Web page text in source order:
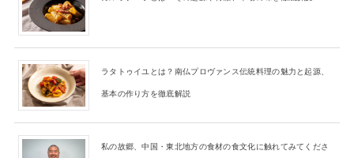
ラタトゥイユとは？南仏プロヴァンス伝統料理の魅力と起源、
基本の作り方を徹底解説
私の故郷、中国・東北地方の食材の食文化に触れてみてくださ